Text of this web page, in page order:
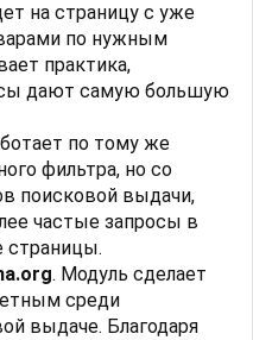
на страницу с уже
по нужным
практика,
дают самую большую
по тому же
фильтра, но со
поисковой выдачи,
частые запросы в
страницы.
. Модуль сделает
среди
выдаче. Благодаря